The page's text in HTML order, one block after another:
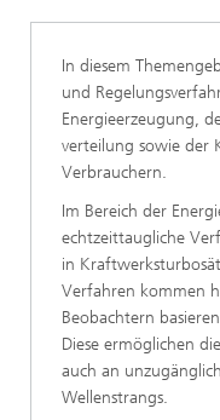
In diesem
und
Energieerzeugung,
verteilung sowie der
Verbrauchern.
Im Bereich der
echtzeittaugliche
in
Verfahren kommen
Beobachtern
Diese ermöglichen
auch an
Wellenstrangs.